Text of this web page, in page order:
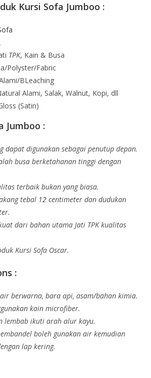
Kursi Sofa Jumboo :
TPK, Kain & Busa
Polyster/Fabric
BLeaching
Alami, Salak, Walnut, Kopi, dll
(Satin)
Jumboo :
dapat digunakan sebagai penutup depan.
busa berketahanan tinggi dengan
terbaik bukan yang biasa.
tebal 12 centimeter dan dudukan
dari bahan utama Jati TPK kualitas
Kursi Sofa Oscar.
:
berwarna, bara api, asam/bahan kimia.
kain microfiber.
lembab ikuti arah alur kayu.
boleh gunakan air kemudian
lap kering.